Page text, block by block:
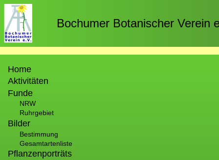
Direkt
zum
Inhalt
Bochumer Botanischer Verein
Home
Aktivitäten
Funde
NRW
Ruhrgebiet
Bilder
Bestimmung
Gesamtartenliste
Pflanzenporträts